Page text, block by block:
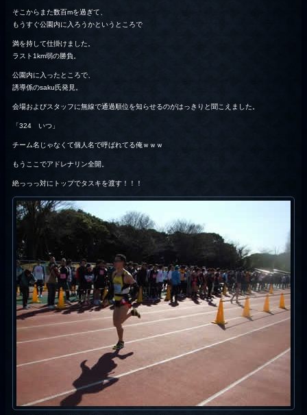
そこからまた数百mを過ぎて、
もうすぐ公園内に入ろうかというところで
満を持して仕掛けました。
ラスト1km弱の勝負。
公園内に入ったところで、
誘導係のsaku氏発見。
会場およびスタッフに無線で通過順位を知らせるのがはっきりと聞こえました。
「324 いつ」
チーム名じゃなくて個人名で呼ばれてる俺ｗｗｗ
もうここでアドレナリン全開。
絶っっっ対にトップでタスキを渡す！！！